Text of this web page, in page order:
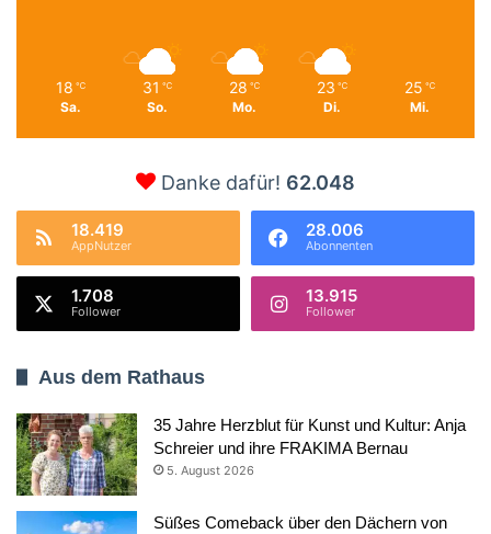
18 ℃
Sa.
31 ℃
So.
28 ℃
Mo.
23 ℃
Di.
25 ℃
Mi.
Danke dafür! 62.048
18.419
AppNutzer
28.006
Abonnenten
1.708
Follower
13.915
Follower
Aus dem Rathaus
35 Jahre Herzblut für Kunst und Kultur: Anja
Schreier und ihre FRAKIMA Bernau
5. August 2026
Süßes Comeback über den Dächern von